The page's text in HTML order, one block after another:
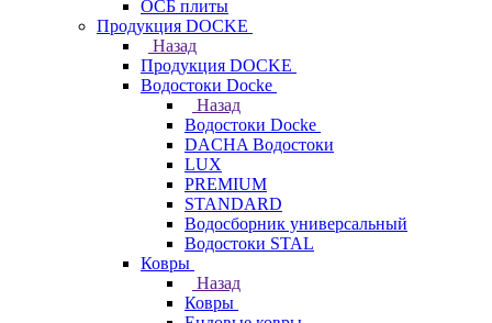
ОСБ плиты
Продукция DOCKE
Назад
Продукция DOCKE
Водостоки Docke
Назад
Водостоки Docke
DACHA Водостоки
LUX
PREMIUM
STANDARD
Водосборник универсальный
Водостоки STAL
Ковры
Назад
Ковры